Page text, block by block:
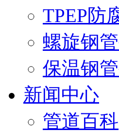
TPEP防
螺旋钢
保温钢
新闻中心
管道百科